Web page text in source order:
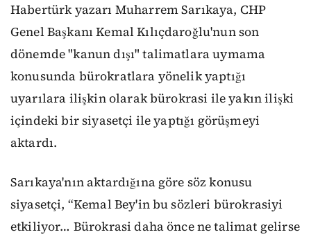
Habertürk yazarı Muharrem Sarıkaya, CHP
Genel Başkanı Kemal Kılıçdaroğlu'nun son
dönemde "kanun dışı" talimatlara uymama
konusunda bürokratlara yönelik yaptığı
uyarılara ilişkin olarak bürokrasi ile yakın ilişki
içindeki bir siyasetçi ile yaptığı görüşmeyi
aktardı.
Sarıkaya'nın aktardığına göre söz konusu
siyasetçi, “Kemal Bey'in bu sözleri bürokrasiyi
etkiliyor… Bürokrasi daha önce ne talimat gelirse